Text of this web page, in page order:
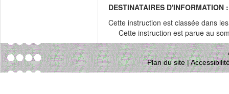
DESTINATAIRES D'INFORMATION :
Cette instruction est classée dans
Cette instruction est parue au
Plan du site|